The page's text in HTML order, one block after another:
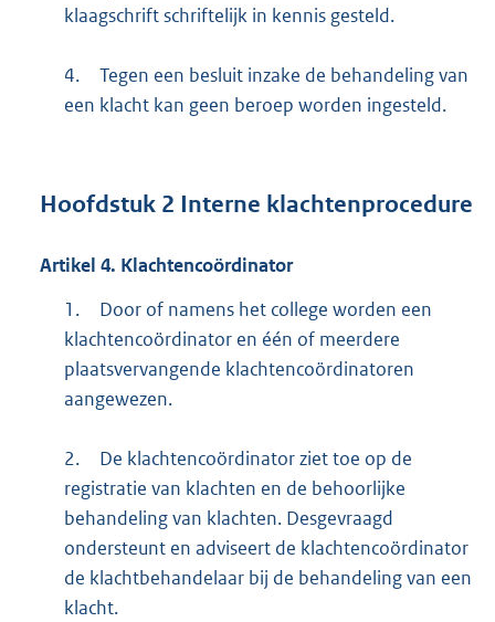
klaagschrift schriftelijk in kennis gesteld.
4.
Tegen een besluit inzake de behandeling van
een klacht kan geen beroep worden ingesteld.
Hoofdstuk 2 Interne klachtenprocedure
Artikel 4. Klachtencoördinator
1.
Door of namens het college worden een
klachtencoördinator en één of meerdere
plaatsvervangende klachtencoördinatoren
aangewezen.
2.
De klachtencoördinator ziet toe op de
registratie van klachten en de behoorlijke
behandeling van klachten. Desgevraagd
ondersteunt en adviseert de klachtencoördinator
de klachtbehandelaar bij de behandeling van een
klacht.